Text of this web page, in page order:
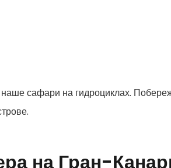
сафари на гидроциклах.
на Гран-